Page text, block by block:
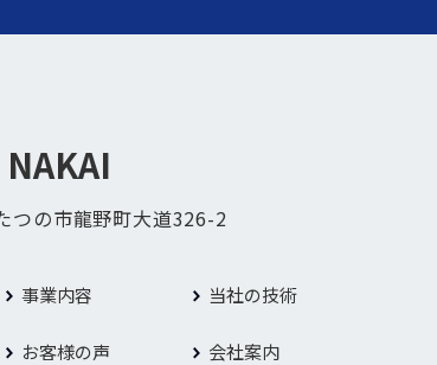
NAKAI
つの市龍野町大道326-2
事業内容 当社の技術
お客様の声 会社案内